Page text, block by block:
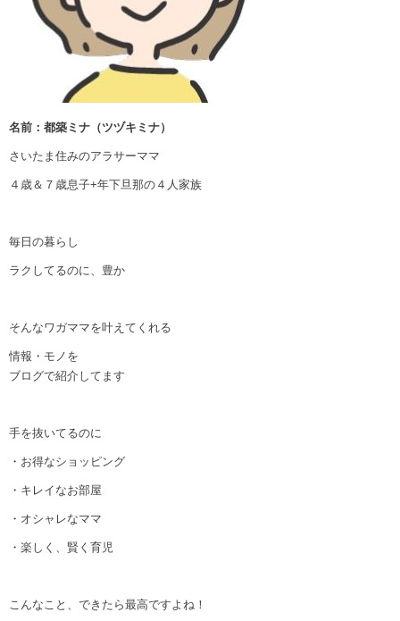
名前：都築ミナ（ツヅキミナ）
さいたま住みのアラサーママ
４歳＆７歳息子+年下旦那の４人家族
毎日の暮らし
ラクしてるのに、豊か
そんなワガママを叶えてくれる
情報・モノを
ブログで紹介してます
手を抜いてるのに
・お得なショッピング
・キレイなお部屋
・オシャレなママ
・楽しく、賢く育児
こんなこと、できたら最高ですよね！